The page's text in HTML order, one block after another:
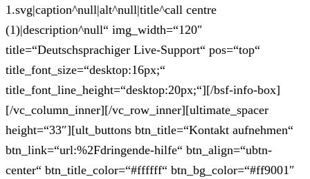
1.svg|caption^null|alt^null|title^call centre
(1)|description^null“ img_width=“120″
title=“Deutschsprachiger Live-Support“ pos=“top“
title_font_size=“desktop:16px;“
title_font_line_height=“desktop:20px;“][/bsf-info-box]
[/vc_column_inner][/vc_row_inner][ultimate_spacer
height=“33″][ult_buttons btn_title=“Kontakt aufnehmen“
btn_link=“url:%2Fdringende-hilfe“ btn_align=“ubtn-
center“ btn_title_color=“#ffffff“ btn_bg_color=“#ff9001″